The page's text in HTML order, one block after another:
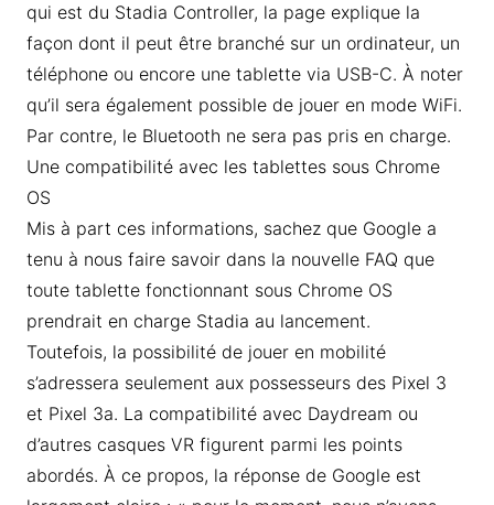
qui est du Stadia Controller, la page explique la
façon dont il peut être branché sur un ordinateur, un
téléphone ou encore une tablette via USB-C. À noter
qu’il sera également possible de jouer en mode WiFi.
Par contre, le Bluetooth ne sera pas pris en charge.
Une compatibilité avec les tablettes sous Chrome
OS
Mis à part ces informations, sachez que Google a
tenu à nous faire savoir dans la nouvelle FAQ que
toute tablette fonctionnant sous Chrome OS
prendrait en charge Stadia au lancement.
Toutefois, la possibilité de jouer en mobilité
s’adressera seulement aux possesseurs des Pixel 3
et Pixel 3a. La compatibilité avec Daydream ou
d’autres casques VR figurent parmi les points
abordés. À ce propos, la réponse de Google est